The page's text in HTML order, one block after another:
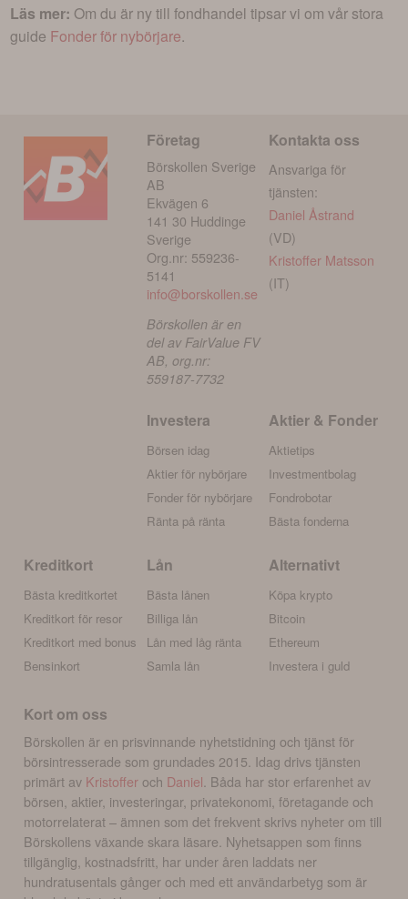
Läs mer: Om du är ny till fondhandel tipsar vi om vår stora
guide Fonder för nybörjare.
Företag
Börskollen Sverige
AB
Ekvägen 6
141 30 Huddinge
Sverige
Org.nr: 559236-
5141
info@borskollen.se
Börskollen är en
del av FairValue FV
AB, org.nr:
559187-7732
Kontakta oss
Ansvariga för
tjänsten:
Daniel Åstrand
(VD)
Kristoffer Matsson
(IT)
Investera
Börsen idag
Aktier för nybörjare
Fonder för nybörjare
Ränta på ränta
Aktier & Fonder
Aktietips
Investmentbolag
Fondrobotar
Bästa fonderna
Kreditkort
Bästa kreditkortet
Kreditkort för resor
Kreditkort med bonus
Bensinkort
Lån
Bästa lånen
Billiga lån
Lån med låg ränta
Samla lån
Alternativt
Köpa krypto
Bitcoin
Ethereum
Investera i guld
Kort om oss
Börskollen är en prisvinnande nyhetstidning och tjänst för
börsintresserade som grundades 2015. Idag drivs tjänsten
primärt av Kristoffer och Daniel . Båda har stor erfarenhet av
börsen, aktier, investeringar, privatekonomi, företagande och
motorrelaterat – ämnen som det frekvent skrivs nyheter om till
Börskollens växande skara läsare. Nyhetsappen som finns
tillgänglig, kostnadsfritt, har under åren laddats ner
hundratusentals gånger och med ett användarbetyg som är